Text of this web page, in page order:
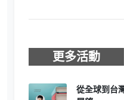
更多活動
從全球到台